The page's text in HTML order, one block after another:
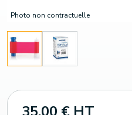
Photo non contractuelle